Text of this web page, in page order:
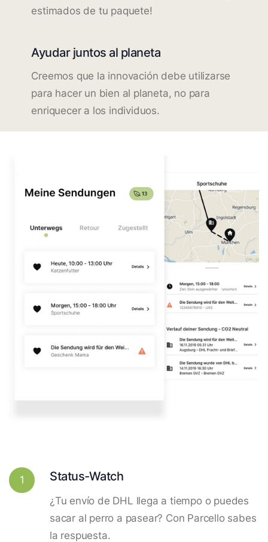
estimados de tu paquete!
Ayudar juntos al planeta
Creemos que la innovación debe utilizarse
para hacer un bien al planeta, no para
enriquecer a los individuos.
1 Status-Watch
¿Tu envío de DHL llega a tiempo o puedes
sacar al perro a pasear? Con Parcello sabes
la respuesta.